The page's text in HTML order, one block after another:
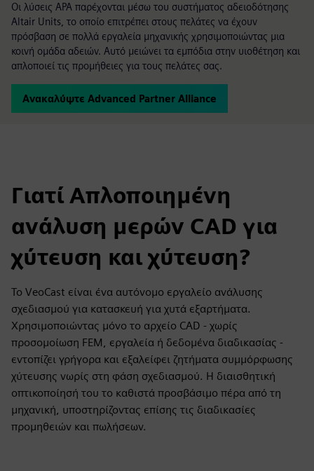
Οι λύσεις APA παρέχονται μέσω του συστήματος αδειοδότησης
Altair Units, το οποίο επιτρέπει στους πελάτες να έχουν
πρόσβαση σε πολλά εργαλεία μηχανικής χρησιμοποιώντας μια
κοινή ομάδα αδειών. Αυτό μειώνει τα εμπόδια στην υιοθέτηση και
απλοποιεί τις προμήθειες για τους πελάτες σας.
Ανακαλύψτε Advanced Partner Alliance
Γιατί Απλοποιημένη
ανάλυση μερών CAD για
χύτευση και χύτευση?
Το VeoCast είναι ένα αυτόνομο εργαλείο ανάλυσης
σχεδιασμού για κατασκευή για χυτά εξαρτήματα.
Χρησιμοποιώντας μόνο το αρχείο CAD - χωρίς
προσομοίωση FEM, εργαλεία ή δεδομένα διαδικασίας -
εντοπίζει γρήγορα και εξαλείφει ζητήματα συμμόρφωσης
χύτευσης νωρίς στη φάση σχεδιασμού. Η διαισθητική
οπτικοποίησή του το καθιστά προσβάσιμο πέρα από τη
μηχανική, υποστηρίζοντας επίσης τις διαδικασίες
προμηθειών και πωλήσεων.